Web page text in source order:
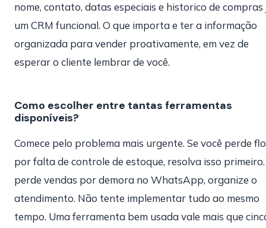
nome, contato, datas especiais e historico de compras
um CRM funcional. O que importa e ter a informação
organizada para vender proativamente, em vez de
esperar o cliente lembrar de você.
Como escolher entre tantas ferramentas
disponíveis?
Comece pelo problema mais urgente. Se você perde
por falta de controle de estoque, resolva isso primeiro.
perde vendas por demora no WhatsApp, organize o
atendimento. Não tente implementar tudo ao mesmo
tempo. Uma ferramenta bem usada vale mais que